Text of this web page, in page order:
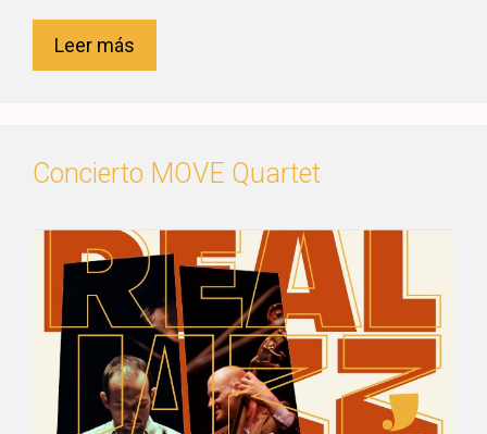
Leer más
Concierto MOVE Quartet